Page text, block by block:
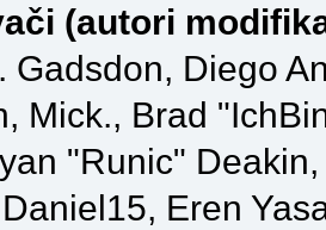
(autori
Gadsdon, Diego
Mick., Brad
"Runic"
Eren